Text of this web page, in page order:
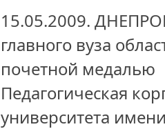
15.05.2009.
главного вуза
почетной медалью
Педагогическая
университета